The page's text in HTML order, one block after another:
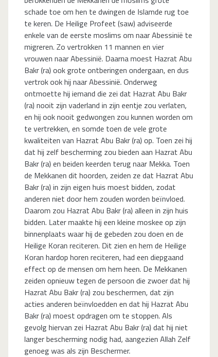
schade toe om hen te dwingen de Islamde rug toe
te keren. De Heilige Profeet (saw) adviseerde
enkele van de eerste moslims om naar Abessinië te
migreren. Zo vertrokken 11 mannen en vier
vrouwen naar Abessinië. Daarna moest Hazrat Abu
Bakr (ra) ook grote ontberingen ondergaan, en dus
vertrok ook hij naar Abessinië. Onderweg
ontmoette hij iemand die zei dat Hazrat Abu Bakr
(ra) nooit zijn vaderland in zijn eentje zou verlaten,
en hij ook nooit gedwongen zou kunnen worden om
te vertrekken, en somde toen de vele grote
kwaliteiten van Hazrat Abu Bakr (ra) op. Toen zei hij
dat hij zelf bescherming zou bieden aan Hazrat Abu
Bakr (ra) en beiden keerden terug naar Mekka. Toen
de Mekkanen dit hoorden, zeiden ze dat Hazrat Abu
Bakr (ra) in zijn eigen huis moest bidden, zodat
anderen niet door hem zouden worden beïnvloed.
Daarom zou Hazrat Abu Bakr (ra) alleen in zijn huis
bidden. Later maakte hij een kleine moskee op zijn
binnenplaats waar hij de gebeden zou doen en de
Heilige Koran reciteren. Dit zien en hem de Heilige
Koran hardop horen reciteren, had een diepgaand
effect op de mensen om hem heen. De Mekkanen
zeiden opnieuw tegen de persoon die zwoer dat hij
Hazrat Abu Bakr (ra) zou beschermen, dat zijn
acties anderen beïnvloedden en dat hij Hazrat Abu
Bakr (ra) moest opdragen om te stoppen. Als
gevolg hiervan zei Hazrat Abu Bakr (ra) dat hij niet
langer bescherming nodig had, aangezien Allah Zelf
genoeg was als zijn Beschermer.